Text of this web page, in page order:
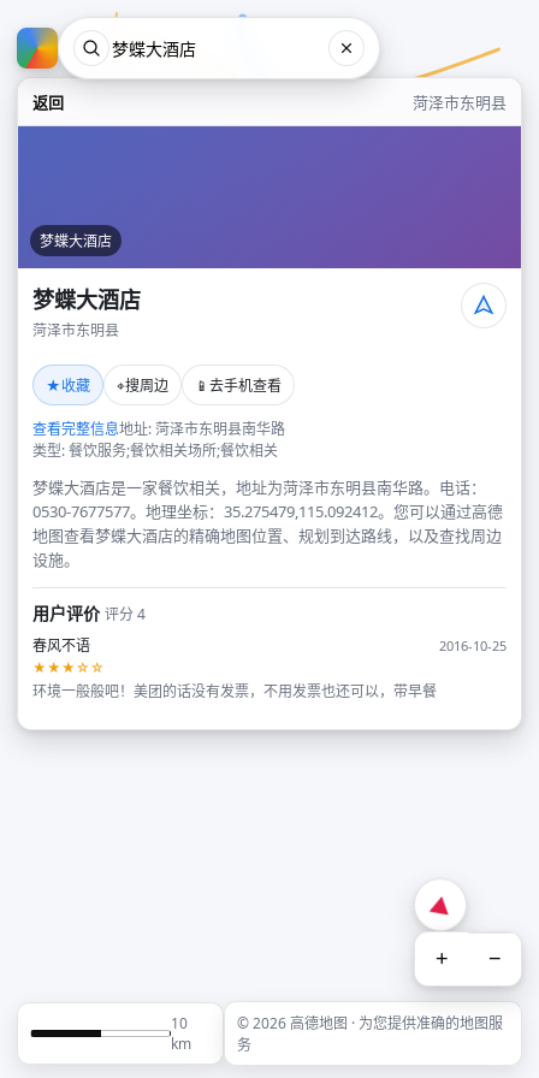
返回 菏泽市东明县
梦蝶大酒店
梦蝶大酒店
菏泽市东明县
★收藏 ⌖搜周边 📱 去手机查看
查看完整信息地址: 菏泽市东明县南华路
类型: 餐饮服务;餐饮相关场所;餐饮相关
梦蝶大酒店是一家餐饮相关，地址为菏泽市东明县南华路。电话：
0530-7677577。地理坐标：35.275479,115.092412。您可以通过高德
地图查看梦蝶大酒店的精确地图位置、规划到达路线，以及查找周边
设施。
用户评价评分 4
春风不语
2016-10-25
★★★☆☆
环境一般般吧！美团的话没有发票，不用发票也还可以，带早餐
+ −
10
km
© 2026 高德地图 · 为您提供准确的地图服
务